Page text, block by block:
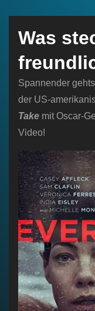
Was
Spannender
der US-
Take mit Oscar-
Video!